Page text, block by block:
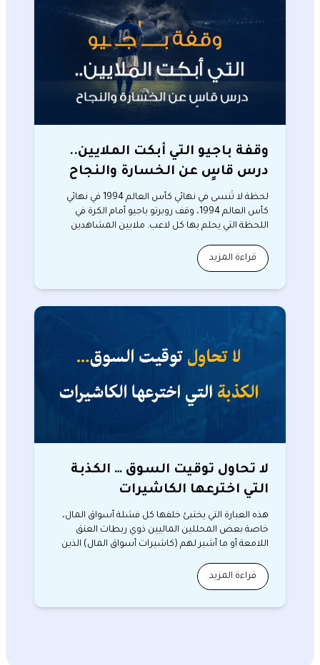
وقفة باجيو التي أبكت الملايين..
درس قاسٍ عن الخسارة والنجاح
لحظة لا تُنسى في نهائي كأس العالم 1994 في نهائي
كأس العالم 1994، وقف روبرتو باجيو أمام الكرة في
اللحظة التي يحلم بها كل لاعب. ملايين المشاهدين
قراءة المزيد
لا تحاول توقيت السوق … الكذبة
التي اخترعها الكاشيرات
هذه العبارة التي يختبئ خلفها كل فشلة أسواق المال،
خاصة بعض المحللين الماليين ذوي ربطات العنق
اللامعة أو ما أشير لهم (كاشيرات أسواق المال) الذين
قراءة المزيد